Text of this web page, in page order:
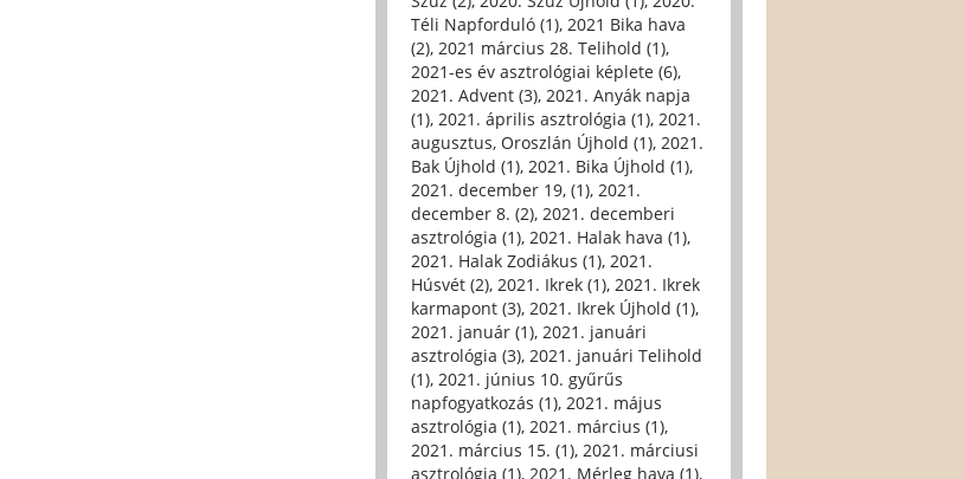
Téli Napforduló (1), 2021 Bika hava
(2), 2021 március 28. Telihold (1),
2021-es év asztrológiai képlete (6),
2021. Advent (3), 2021. Anyák napja
(1), 2021. április asztrológia (1), 2021.
augusztus, Oroszlán Újhold (1), 2021.
Bak Újhold (1), 2021. Bika Újhold (1),
2021. december 19, (1), 2021.
december 8. (2), 2021. decemberi
asztrológia (1), 2021. Halak hava (1),
2021. Halak Zodiákus (1), 2021.
Húsvét (2), 2021. Ikrek (1), 2021. Ikrek
karmapont (3), 2021. Ikrek Újhold (1),
2021. január (1), 2021. januári
asztrológia (3), 2021. januári Telihold
(1), 2021. június 10. gyűrűs
napfogyatkozás (1), 2021. május
asztrológia (1), 2021. március (1),
2021. március 15. (1), 2021. márciusi
asztrológia (1), 2021. Mérleg hava (1),